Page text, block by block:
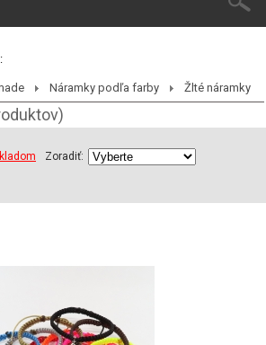
Náramky podľa farby Žlté náramky
Zoradiť: